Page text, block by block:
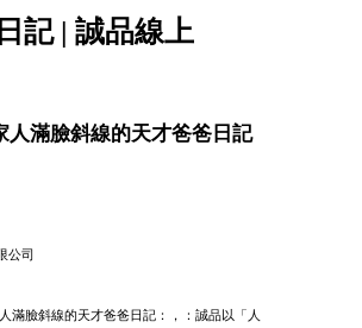
記 | 誠品線上
人滿臉斜線的天才爸爸日記
公司
滿臉斜線的天才爸爸日記：，：誠品以「人